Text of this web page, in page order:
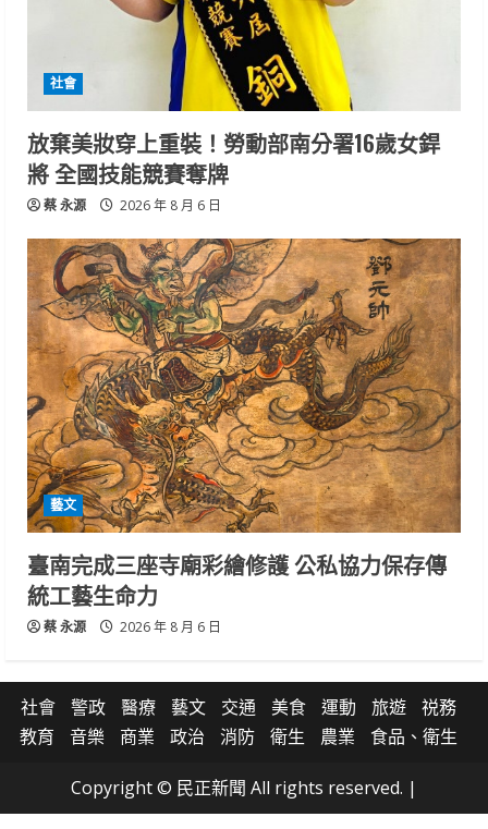
社會
放棄美妝穿上重裝！勞動部南分署16歲女銲
將 全國技能競賽奪牌
蔡 永源 2026 年 8 月 6 日
藝文
臺南完成三座寺廟彩繪修護 公私協力保存傳
統工藝生命力
蔡 永源 2026 年 8 月 6 日
社會 警政 醫療 藝文 交通 美食 運動 旅遊
祱務
教育
音樂 商業 政治 消防 衛生 農業 食品、衛生
Copyright © 民正新聞 All rights reserved. |